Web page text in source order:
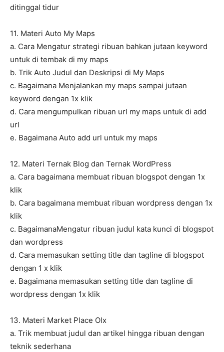
ditinggal tidur
11. Materi Auto My Maps
a. Cara Mengatur strategi ribuan bahkan jutaan keyword
untuk di tembak di my maps
b. Trik Auto Judul dan Deskripsi di My Maps
c. Bagaimana Menjalankan my maps sampai jutaan
keyword dengan 1x klik
d. Cara mengumpulkan ribuan url my maps untuk di add
url
e. Bagaimana Auto add url untuk my maps
12. Materi Ternak Blog dan Ternak WordPress
a. Cara bagaimana membuat ribuan blogspot dengan 1x
klik
b. Cara bagaimana membuat ribuan wordpress dengan 1x
klik
c. BagaimanaMengatur ribuan judul kata kunci di blogspot
dan wordpress
d. Cara memasukan setting title dan tagline di blogspot
dengan 1 x klik
e. Bagaimana memasukan setting title dan tagline di
wordpress dengan 1x klik
13. Materi Market Place Olx
a. Trik membuat judul dan artikel hingga ribuan dengan
teknik sederhana